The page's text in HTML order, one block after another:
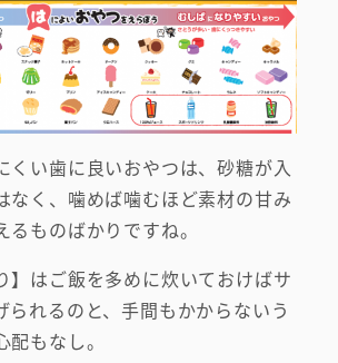
くい歯に良いおやつは、砂糖が入
なく、噛めば噛むほど素材の甘み
るものばかりですね。
】はご飯を多めに炊いておけばサ
られるのと、手間もかからないう
もなし。